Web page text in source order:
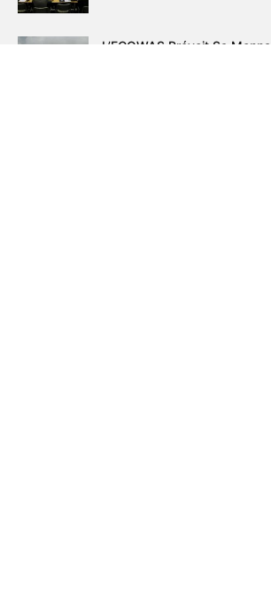
L’ECOWAS Prévoit Sa